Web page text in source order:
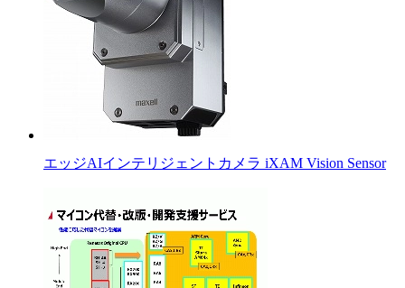
エッジAIインテリジェントカメラ iXAM Vision Sensor